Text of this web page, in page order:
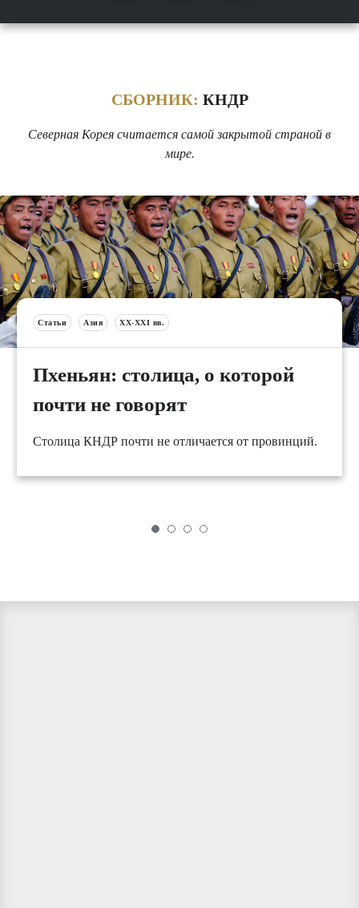
СБОРНИК: КНДР
Северная Корея считается самой закрытой страной в
мире.
Статьи Азия XX-XXI вв.
Пхеньян: столица, о которой
почти не говорят
Столица КНДР почти не отличается от провинций.